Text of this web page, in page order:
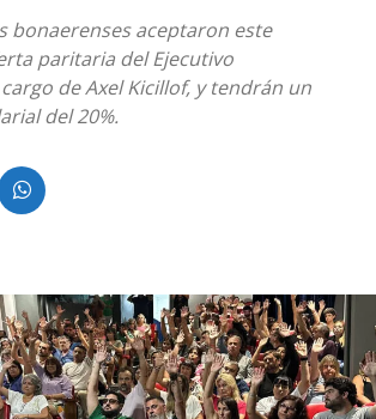
bonaerenses aceptaron este
paritaria del Ejecutivo
de Axel Kicillof, y tendrán un
del 20%.